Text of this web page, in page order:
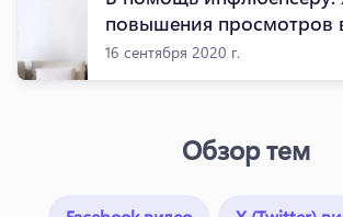
повышения просмотров
16 сентября 2020 г.
Обзор тем